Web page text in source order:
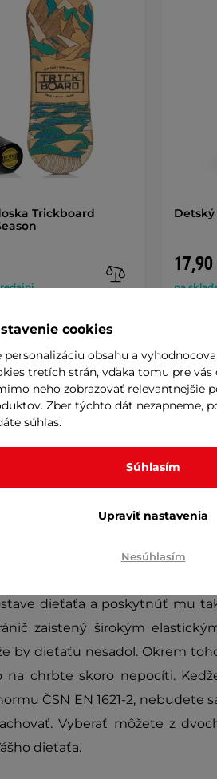
Trickboard
do košíka
na
spoľahlivý spôsob, ako
iných potenciálne
plastu, ktorý poskytuje
pracke a nastaviteľným
dieťaťa a poskytnúť mu
zaistený širokým
by dieťaťu nesadol. Okrem
chrbte skoro nepocíti.
ČSN EN 1621-2, nebudete
Vyberať môžete z
dieťaťa.
cookies
personalizáciu obsahu a
tretích strán, vďaka tomu pre vás
neho zobrazovať relevantnejšie
Zber týchto dát nezapneme,
súhlas.
Súhlasím
Upraviť nastavenia
Nesúhlasím